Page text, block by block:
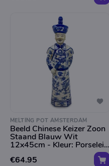
MELTING POT AMSTERDAM
Beeld Chinese Keizer Zoon
Staand Blauw Wit
12x45cm - Kleur: Porselein
€64.95